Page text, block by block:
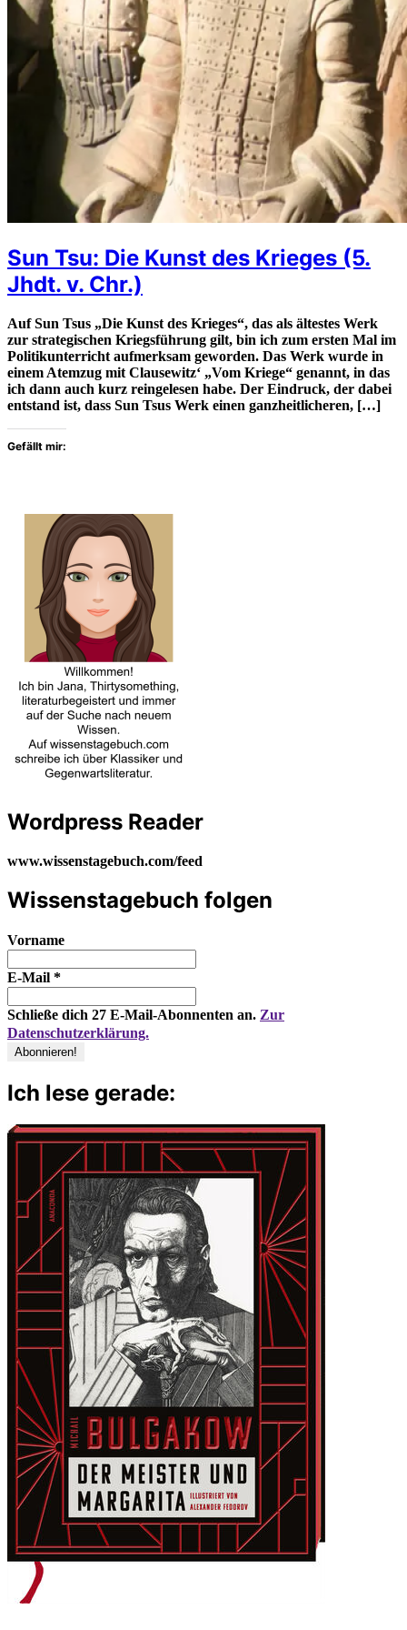
Sun Tsu: Die Kunst des Krieges (5.
Jhdt. v. Chr.)
Auf Sun Tsus „Die Kunst des Krieges“, das als ältestes Werk
zur strategischen Kriegsführung gilt, bin ich zum ersten Mal im
Politikunterricht aufmerksam geworden. Das Werk wurde in
einem Atemzug mit Clausewitz‘ „Vom Kriege“ genannt, in das
ich dann auch kurz reingelesen habe. Der Eindruck, der dabei
entstand ist, dass Sun Tsus Werk einen ganzheitlicheren, […]
Gefällt mir:
Wordpress Reader
www.wissenstagebuch.com/feed
Wissenstagebuch folgen
Vorname
E-Mail *
Schließe dich 27 E-Mail-Abonnenten an. Zur
Datenschutzerklärung.
Ich lese gerade: